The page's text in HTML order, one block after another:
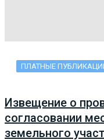
ПЛАТНЫЕ
Извещение о
согласовании
земельного